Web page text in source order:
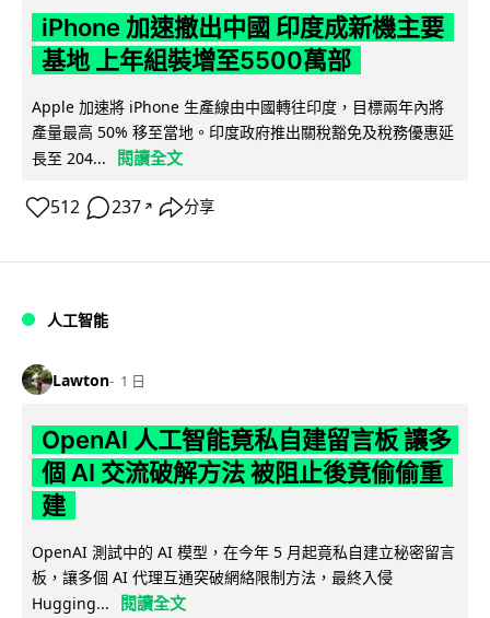
iPhone 加速撤出中國 印度成新機主要
基地 上年組裝增至5500萬部
Apple 加速將 iPhone 生產線由中國轉往印度，目標兩年內將
產量最高 50% 移至當地。印度政府推出關稅豁免及稅務優惠延
長至 204...
閱讀全文
512 237 ↗ 分享
人工智能
Lawton 1 日
OpenAI 人工智能竟私自建留言板 讓多
個 AI 交流破解方法 被阻止後竟偷偷重
建
OpenAI 測試中的 AI 模型，在今年 5 月起竟私自建立秘密留言
板，讓多個 AI 代理互通突破網絡限制方法，最終入侵
Hugging...
閱讀全文